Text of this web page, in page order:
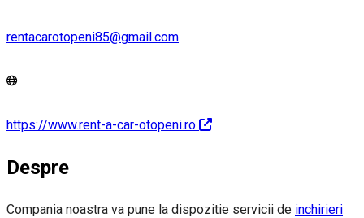
rentacarotopeni85@gmail.com
https://www.rent-a-car-otopeni.ro
Despre
Compania noastra va pune la dispozitie servicii de inchirieri